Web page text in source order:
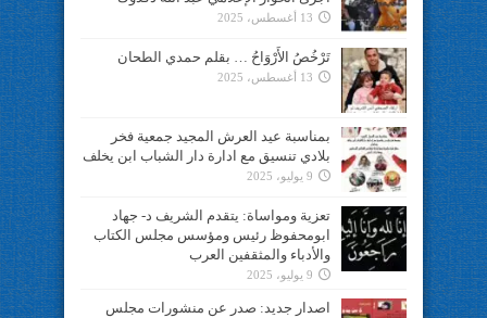
13 أغسطس، 2025
تَرْخُصُ الأَرْوَاحُ … بقلم حمدي الطحان
13 أغسطس، 2025
بمناسبة عيد العرش المجيد جمعية فخر
بلادي تنسيق مع ادارة دار الشباب ابن يخلف
9 يوليو، 2025
تعزية ومواساة: يتقدم الشريف د- جهاد
ابومحفوظ رئيس ومؤسس مجلس الكتاب
والأدباء والمثقفين العرب
9 يوليو، 2025
اصدار جديد: صدر عن منشورات مجلس